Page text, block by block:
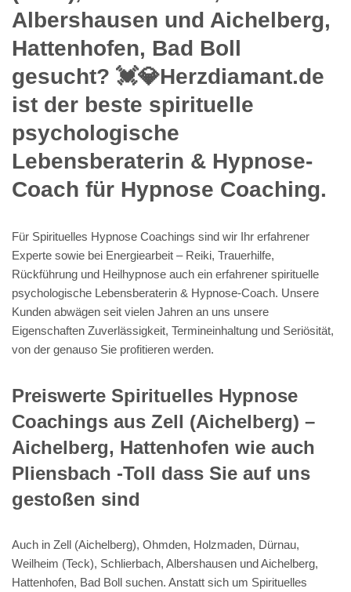
Albershausen und Aichelberg,
Hattenhofen, Bad Boll
gesucht? 💓️💎Herzdiamant.de
ist der beste spirituelle
psychologische
Lebensberaterin & Hypnose-
Coach für Hypnose Coaching.
Für Spirituelles Hypnose Coachings sind wir Ihr erfahrener
Experte sowie bei Energiearbeit – Reiki, Trauerhilfe,
Rückführung und Heilhypnose auch ein erfahrener spirituelle
psychologische Lebensberaterin & Hypnose-Coach. Unsere
Kunden abwägen seit vielen Jahren an uns unsere
Eigenschaften Zuverlässigkeit, Termineinhaltung und Seriösität,
von der genauso Sie profitieren werden.
Preiswerte Spirituelles Hypnose
Coachings aus Zell (Aichelberg) –
Aichelberg, Hattenhofen wie auch
Pliensbach -Toll dass Sie auf uns
gestoßen sind
Auch in Zell (Aichelberg), Ohmden, Holzmaden, Dürnau,
Weilheim (Teck), Schlierbach, Albershausen und Aichelberg,
Hattenhofen, Bad Boll suchen. Anstatt sich um Spirituelles